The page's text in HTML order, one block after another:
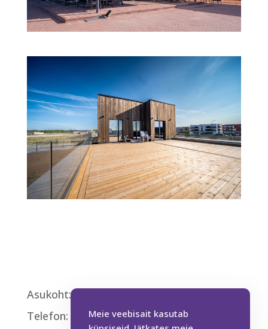
Asukoht: Päikese 1, Laagri.
Telefon: +372 538 38 554
Meie veebisait kasutab